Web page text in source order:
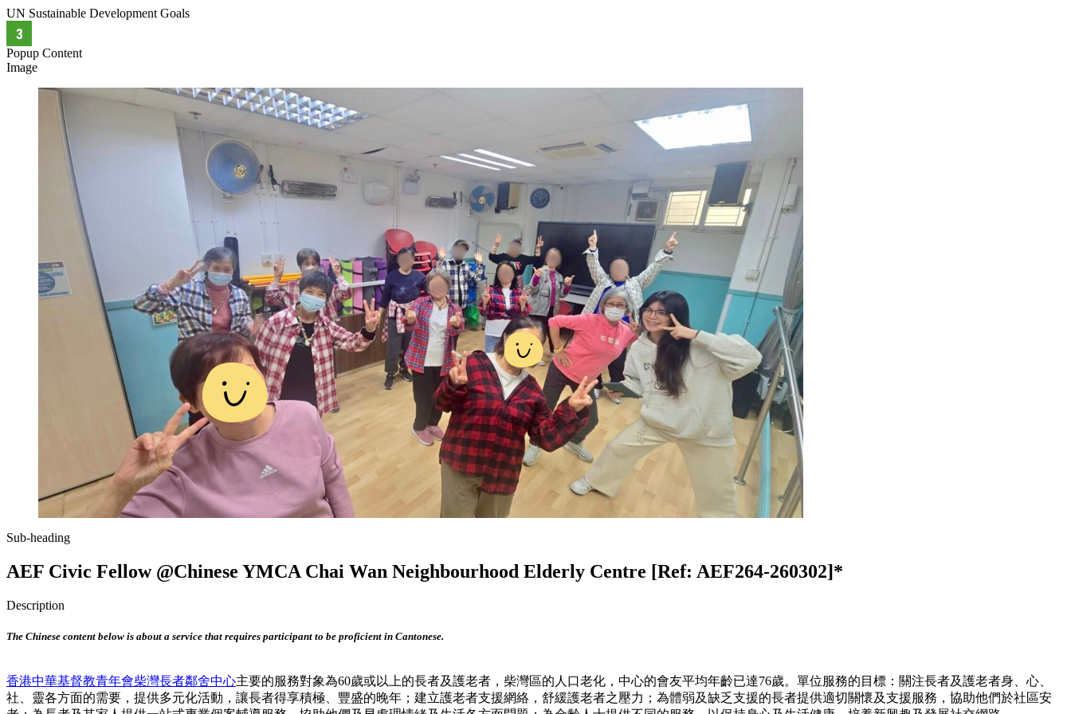
UN Sustainable Development Goals
Popup Content
Image
Sub-heading
AEF Civic Fellow @Chinese YMCA Chai Wan Neighbourhood Elderly Centre [Ref: AEF264-260302]*
Description
The Chinese content below is about a service that requires participant to be proficient in Cantonese.
香港中華基督教青年會柴灣長者鄰舍中心主要的服務對象為60歲或以上的長者及護老者，柴灣區的人口老化，中心的會友平均年齡已達76歲。單位服務的目標：關注長者及護老者身、心、
社、靈各方面的需要，提供多元化活動，讓長者得享積極、豐盛的晚年；建立護老者支援網絡，舒緩護老者之壓力；為體弱及缺乏支援的長者提供適切關懷及支援服務，協助他們於社區安